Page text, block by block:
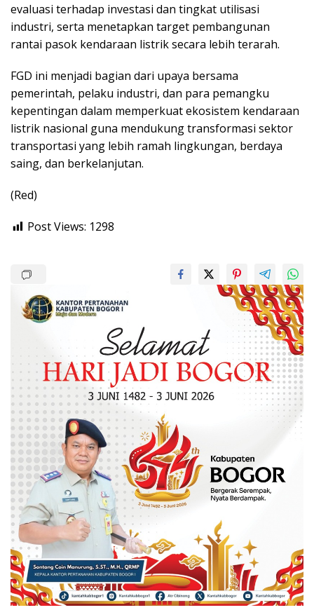
evaluasi terhadap investasi dan tingkat utilisasi
industri, serta menetapkan target pembangunan
rantai pasok kendaraan listrik secara lebih terarah.
FGD ini menjadi bagian dari upaya bersama
pemerintah, pelaku industri, dan para pemangku
kepentingan dalam memperkuat ekosistem kendaraan
listrik nasional guna mendukung transformasi sektor
transportasi yang lebih ramah lingkungan, berdaya
saing, dan berkelanjutan.
(Red)
Post Views: 1298